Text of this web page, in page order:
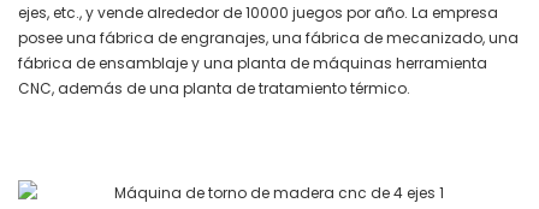
ejes, etc., y vende alrededor de 10000 juegos por año. La empresa
posee una fábrica de engranajes, una fábrica de mecanizado, una
fábrica de ensamblaje y una planta de máquinas herramienta
CNC, además de una planta de tratamiento térmico.